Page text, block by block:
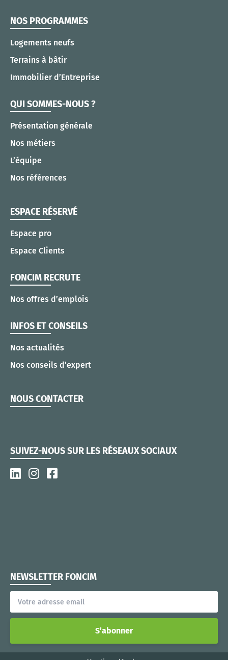
NOS PROGRAMMES
Logements neufs
Terrains à bâtir
Immobilier d’Entreprise
QUI SOMMES-NOUS ?
Présentation générale
Nos métiers
L’équipe
Nos références
ESPACE RÉSERVÉ
Espace pro
Espace Clients
FONCIM RECRUTE
Nos offres d’emplois
INFOS ET CONSEILS
Nos actualités
Nos conseils d’expert
NOUS CONTACTER
SUIVEZ-NOUS SUR LES RÉSEAUX SOCIAUX
NEWSLETTER FONCIM
S’abonner